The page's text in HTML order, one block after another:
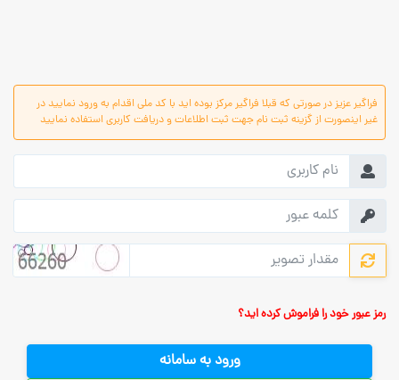
فراگیر عزیز در صورتی که قبلا فراگیر مرکز بوده اید با کد ملی اقدام به ورود نمایید در
غیر اینصورت از گزینه ثبت نام جهت ثبت اطلاعات و دریافت کاربری استفاده نمایید
رمز عبور خود را فراموش کرده اید؟
ورود به سامانه